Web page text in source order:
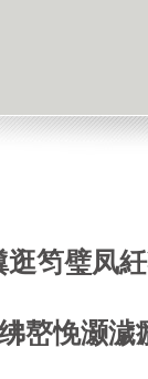
逛笉璧凤
嶅悗灏